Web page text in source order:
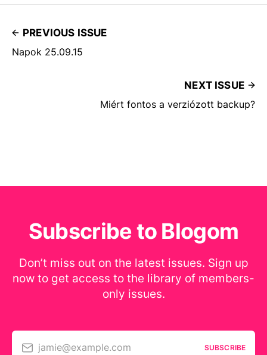
PREVIOUS ISSUE
Napok 25.09.15
NEXT ISSUE
Miért fontos a verziózott backup?
Subscribe to Blogom
Don’t miss out on the latest issues. Sign up
now to get access to the library of members-
only issues.
jamie@example.com SUBSCRIBE